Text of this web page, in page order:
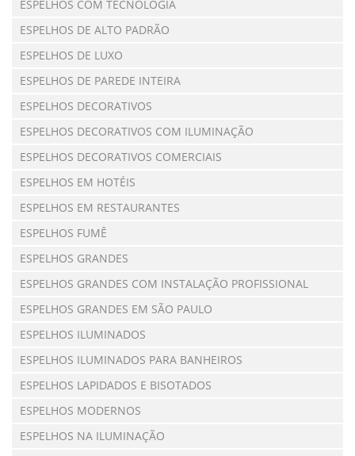
ESPELHOS COM TECNOLOGIA
ESPELHOS DE ALTO PADRÃO
ESPELHOS DE LUXO
ESPELHOS DE PAREDE INTEIRA
ESPELHOS DECORATIVOS
ESPELHOS DECORATIVOS COM ILUMINAÇÃO
ESPELHOS DECORATIVOS COMERCIAIS
ESPELHOS EM HOTÉIS
ESPELHOS EM RESTAURANTES
ESPELHOS FUMÊ
ESPELHOS GRANDES
ESPELHOS GRANDES COM INSTALAÇÃO PROFISSIONAL
ESPELHOS GRANDES EM SÃO PAULO
ESPELHOS ILUMINADOS
ESPELHOS ILUMINADOS PARA BANHEIROS
ESPELHOS LAPIDADOS E BISOTADOS
ESPELHOS MODERNOS
ESPELHOS NA ILUMINAÇÃO